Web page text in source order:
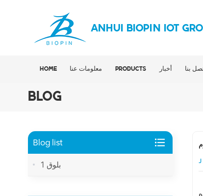
ANHUI BIOPIN IOT
HOME معلومات عنا PRODUCTS أخبار بنا
BLOG
Blog list
بلوق 1